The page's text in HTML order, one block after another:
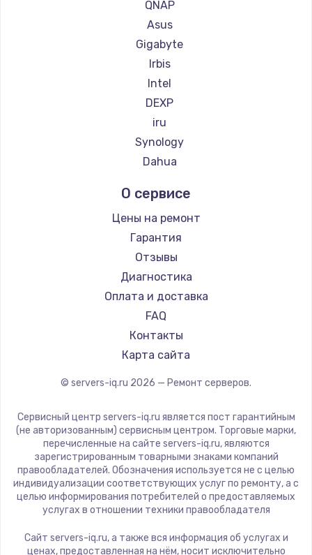
Замена петель
1250 руб.
Заказать
1260 руб.
Заказать
2990 руб.
Заказать
Ремонт разъема питания
1330 руб.
Заказать
Замена видеокарты
2100 руб.
Заказать
Ремонт цепей питания
3000 руб.
Заказать
Замена материнской платы
Заказать
QNAP
Asus
Gigabyte
Irbis
Intel
DEXP
iru
Synology
Dahua
О сервисе
Цены на ремонт
Гарантия
Отзывы
Диагностика
Оплата и доставка
FAQ
Контакты
Карта сайта
© servers-iq.ru 2026 — Ремонт серверов.
Сервисный центр servers-iq.ru является пост гарантийным
(не авторизованным) сервисным центром. Торговые марки,
перечисленные на сайте servers-iq.ru, являются
зарегистрированным товарными знаками компаний
правообладателей. Обозначения используется не с целью
индивидуализации соответствующих услуг по ремонту, а с
целью информирования потребителей о предоставляемых
услугах в отношении техники правообладателя
Сайт servers-iq.ru, а также вся информация об услугах и
ценах, предоставленная на нём, носит исключительно